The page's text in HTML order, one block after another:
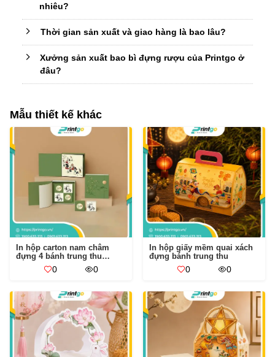
nhiêu?
Thời gian sản xuất và giao hàng là bao lâu?
Xưởng sản xuất bao bì đựng rượu của Printgo ở
đâu?
Mẫu thiết kế khác
In hộp carton nam châm
đựng 4 bánh trung thu
Thanh Trúc0 0
In hộp giấy mềm quai xách
đựng bánh trung thu
0 0